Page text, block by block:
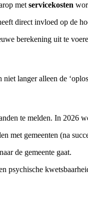
metservicekosten
direct invloed op de
berekening uit te
langer alleen de
te melden. In 2026
met gemeenten (na
de gemeente gaat.
psychische